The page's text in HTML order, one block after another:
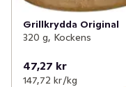
Grillkrydda Original
320 g, Kockens
47,27 kr
147,72 kr /kg